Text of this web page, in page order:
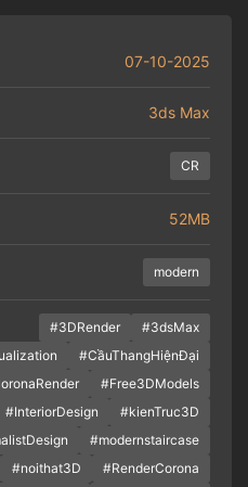
07-10-2025
3ds Max
CR
52MB
modern
#3DRender
#3dsMax
#CầuThangHiệnĐại
#Free3DModels
#InteriorDesign
#kienTruc3D
#modernstaircase
#noithat3D
#RenderCorona